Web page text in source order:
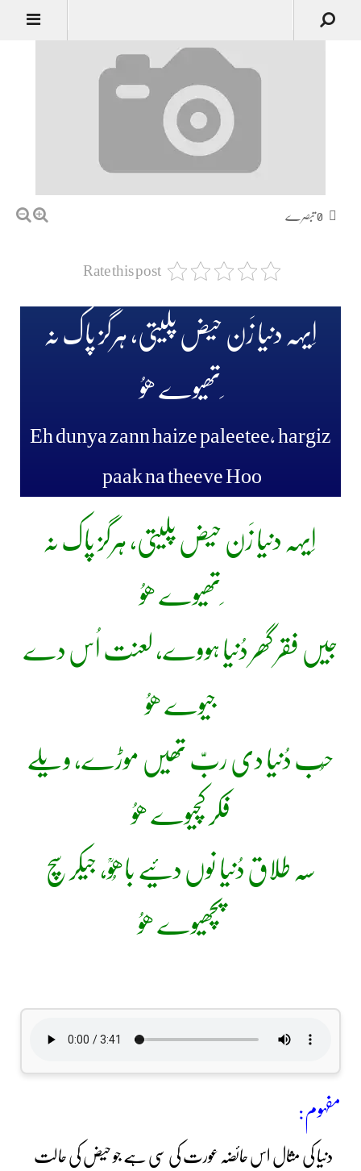
Rate this post
اِیہہ دنیا زَن حیض پلیتی، ہرگز پاک نہ
ِتھیوے ھوُ
Eh dunya zann haize paleetee, hargiz
paak na theeve Hoo
اِیہہ دنیا زَن حیض پلیتی، ہرگز پاک نہ
ِتھیوے ھوُ
جیں فقر گھر دُنیا ہووے، لعنت اُس دے
جیوے ھوُ
حُب دُنیا دی ربّ تھیں موڑے، ویلے
فکر کچیوے ھوُ
سہ طلاق دُنیا نوں دئیے باھُوؒ، جیکر سچ
پچھیوے ھوُ
مفہوم:
دنیا کی مثال اس حائضہ عورت کی سی ہے جو حیض کی حالت